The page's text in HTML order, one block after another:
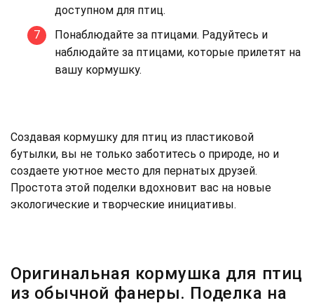
доступном для птиц.
Понаблюдайте за птицами. Радуйтесь и
наблюдайте за птицами, которые прилетят на
вашу кормушку.
Создавая кормушку для птиц из пластиковой
бутылки, вы не только заботитесь о природе, но и
создаете уютное место для пернатых друзей.
Простота этой поделки вдохновит вас на новые
экологические и творческие инициативы.
Оригинальная кормушка для птиц
из обычной фанеры. Поделка на